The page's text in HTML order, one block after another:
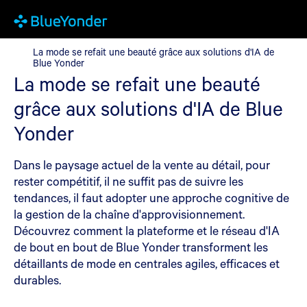
La mode se refait une beauté grâce aux solutions d'IA de Blue
La mode se refait une beauté grâce aux solutions d'IA de
Blue Yonder
La mode se refait une beauté
grâce aux solutions d'IA de Blue
Yonder
Dans le paysage actuel de la vente au détail, pour
rester compétitif, il ne suffit pas de suivre les
tendances, il faut adopter une approche cognitive de
la gestion de la chaîne d'approvisionnement.
Découvrez comment la plateforme et le réseau d'IA
de bout en bout de Blue Yonder transforment les
détaillants de mode en centrales agiles, efficaces et
durables.